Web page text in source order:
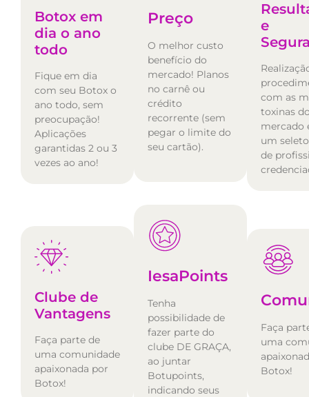
Botox em
dia o ano
todo
Fique em dia
com seu Botox o
ano todo, sem
preocupação!
Aplicações
garantidas 2 ou 3
vezes ao ano!
Preço
O melhor custo
benefício do
mercado! Planos
no carnê ou
crédito
recorrente (sem
pegar o limite do
seu cartão).
e
com as
toxinas
mercado
um
de
Clube de
Vantagens
Faça parte de
uma comunidade
apaixonada por
Botox!
IesaPoints
Tenha
possibilidade de
fazer parte do
clube DE GRAÇA,
ao juntar
Botupoints,
indicando seus
Faça
uma
Botox!